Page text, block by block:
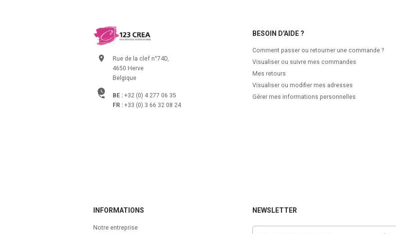
Rue de la clef n°74D,
4650 Herve
Belgique
BE : +32 (0) 4 277 06 35
FR : +33 (0) 3 66 32 08 24
BESOIN D'AIDE ?
Comment passer ou retourner une commande ?
Visualiser ou suivre mes commandes
Mes retours
Visualiser ou modifier mes adresses
Gérer mes informations personnelles
INFORMATIONS
Notre entreprise
NEWSLETTER
Votre